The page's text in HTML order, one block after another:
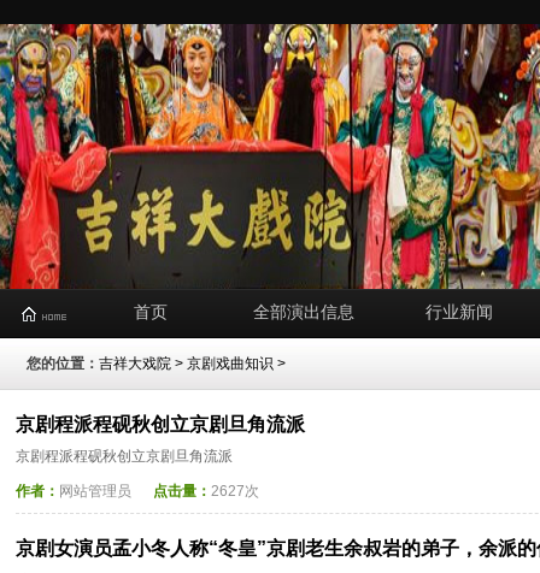
首页 全部演出信息 行业新闻
您的位置： 吉祥大戏院 > 京剧戏曲知识 >
京剧程派程砚秋创立京剧旦角流派
京剧程派程砚秋创立京剧旦角流派
作者： 网站管理员 点击量： 2627次
京剧女演员孟小冬人称“冬皇”京剧老生余叔岩的弟子，余派